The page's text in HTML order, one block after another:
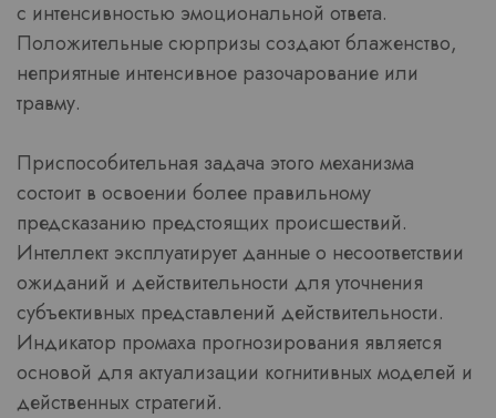
с интенсивностью эмоциональной ответа.
Положительные сюрпризы создают блаженство,
неприятные интенсивное разочарование или
травму.
Приспособительная задача этого механизма
состоит в освоении более правильному
предсказанию предстоящих происшествий.
Интеллект эксплуатирует данные о несоответствии
ожиданий и действительности для уточнения
субъективных представлений действительности.
Индикатор промаха прогнозирования является
основой для актуализации когнитивных моделей и
действенных стратегий.